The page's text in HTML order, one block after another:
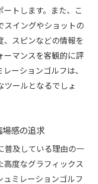
トします。また、こ
スイングやショットの
スピンなどの情報を
ーマンスを客観的に評
ーションゴルフは、
ールとなるでしょ
感の追求
普及している理由の一
度なグラフィックス
ミレーションゴルフ